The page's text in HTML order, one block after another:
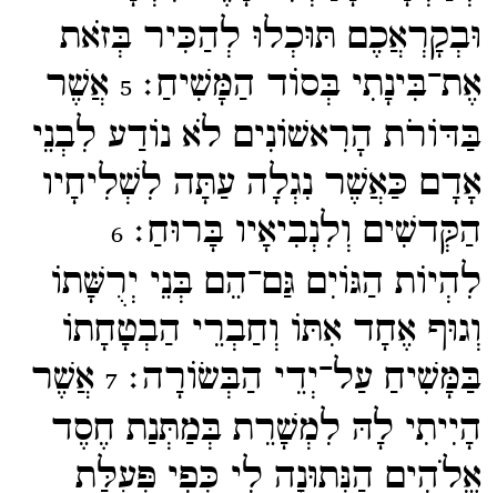
וּבְקָרְאֲכֶם תּוּכְלוּ לְהַכִּיר בְּזֹאת
אֶת־​בִּינָתִי בְּסוֹד הַמָּשִׁיחַ׃5 אֲשֶׁר
בַּדּוֹרֹת הָרִאשׁוֹנִים לֹא נוֹדַע לִבְנֵי
אָדָם כַּאֲשֶׁר נִגְלָה עַתָּה לִשְׁלִיחָיו
הַקְּדשִׁים וְלִנְבִיאָיו בָּרוּחַ׃6
לִהְיוֹת הַגּוֹיִם גַּם־​הֵם בְּנֵי יְרֻשָּׁתוֹ
וְגוּף אֶחָד אִתּוֹ וְחַבְרֵי הַבְטָחָתוֹ
בַּמָּשִׁיחַ עַל־​יְדֵי הַבְּשׂוֹרָה׃7 אֲשֶׁר
הָיִיתִי לָהּ לִמְשָׁרֵת בְּמַתְּנַת חֶסֶד
אֱלֹהִים הַנְּתוּנָה לִי כְּפִי פְּעֻלַּת